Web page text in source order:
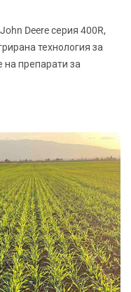
Deere серия 400R,
технология за
препарати за